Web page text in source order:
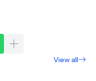
View all